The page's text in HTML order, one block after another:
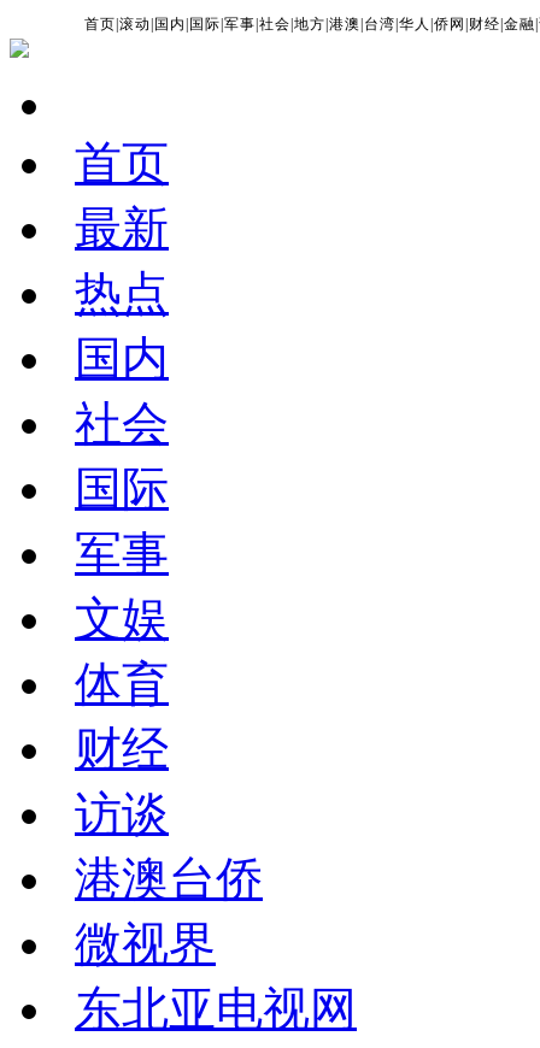
首页 |滚动 国内 国际 |军事 |社会 |地方 |港澳 台湾 |华人 |侨网 财经 |金融 |
首页
最新
热点
国内
社会
国际
军事
文娱
体育
财经
访谈
港澳台侨
微视界
东北亚电视网